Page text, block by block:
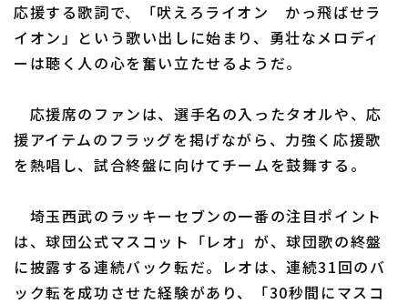
運営会社（別ウィンドウで開く） よくある質問
特定商取引法の表示 アルバイト募集（別ウィンドウで開く
応援する歌詞で、「吠えろライオン かっ飛ばせラ
イオン」という歌い出しに始まり、勇壮なメロディ
ーは聴く人の心を奮い立たせるようだ。
応援席のファンは、選手名の入ったタオルや、応
援アイテムのフラッグを掲げながら、力強く応援歌
を熱唱し、試合終盤に向けてチームを鼓舞する。
埼玉西武のラッキーセブンの一番の注目ポイント
は、球団公式マスコット「レオ」が、球団歌の終盤
に披露する連続バック転だ。レオは、連続31回のバ
ック転を成功させた経験があり、「30秒間にマスコ